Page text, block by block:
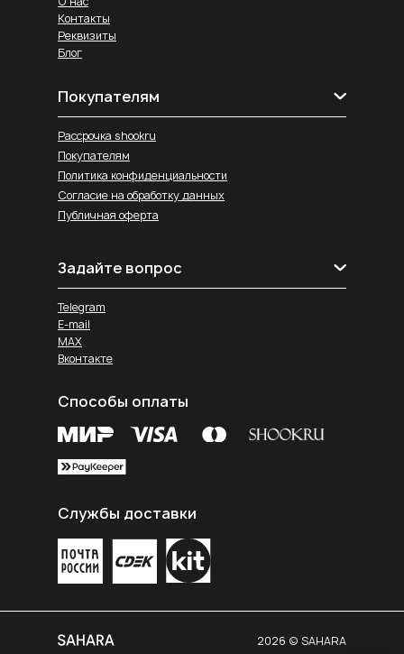
Реквизиты
Блог
Контакты
Покупателям
Рассрочка shookru
Покупателям
Политика конфиденциальности
Согласие на обработку данных
Публичная оферта
Задайте вопрос
Telegram
E-mail
MAX
Вконтакте
Службы доставки
Способы оплаты
2026 © SAHARA